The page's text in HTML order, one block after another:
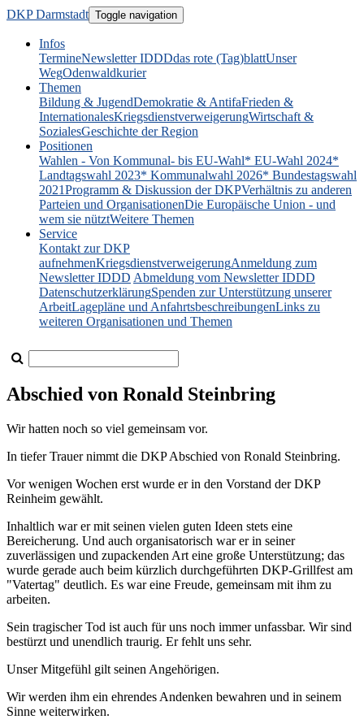
DKP Darmstadt Toggle navigation
Infos
TermineNewsletter IDDDdas rote (Tag)blattUnser
WegOdenwaldkurier
Themen
Bildung & JugendDemokratie & AntifaFrieden &
InternationalesKriegsdienstverweigerungWirtschaft &
SozialesGeschichte der Region
Positionen
Wahlen - Von Kommunal- bis EU-Wahl* EU-Wahl 2024*
Landtagswahl 2023* Kommunalwahl 2026* Bundestagswahl
2021Programm & Diskussion der DKPVerhältnis zu anderen
Parteien und OrganisationenDie Europäische Union - und
wem sie nütztWeitere Themen
Service
Kontakt zur DKP
aufnehmenKriegsdienstverweigerungAnmeldung zum
Newsletter IDDD Abmeldung vom Newsletter IDDD
DatenschutzerklärungSpenden zur Unterstützung unserer
ArbeitLagepläne und AnfahrtsbeschreibungenLinks zu
weiteren Organisationen und Themen
Abschied von Ronald Steinbring
Wir hatten noch so viel gemeinsam vor.
In tiefer Trauer nimmt die DKP Abschied von Ronald Steinbring.
Vor wenigen Wochen erst wurde er in den Vorstand der DKP
Reinheim gewählt.
Inhaltlich war er mit seinen vielen guten Ideen stets eine
Bereicherung. Und auch organisatorisch war er in seiner
zuverlässigen und zupackenden Art eine große Unterstützung; das
wurde gerade auch beim kürzlich durchgeführten DKP-Grillfest am
"Vatertag" deutlich. Es war eine Freude, gemeinsam mit ihm zu
arbeiten.
Sein tragischer Tod ist auch für uns noch immer unfassbar. Wir sind
bestürzt und unendlich traurig. Er fehlt uns sehr.
Unser Mitgefühl gilt seinen Angehörigen.
Wir werden ihm ein ehrendes Andenken bewahren und in seinem
Sinne weiterwirken.